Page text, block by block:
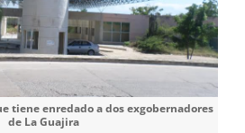
tiene enredado a dos exgobernadores
de La Guajira